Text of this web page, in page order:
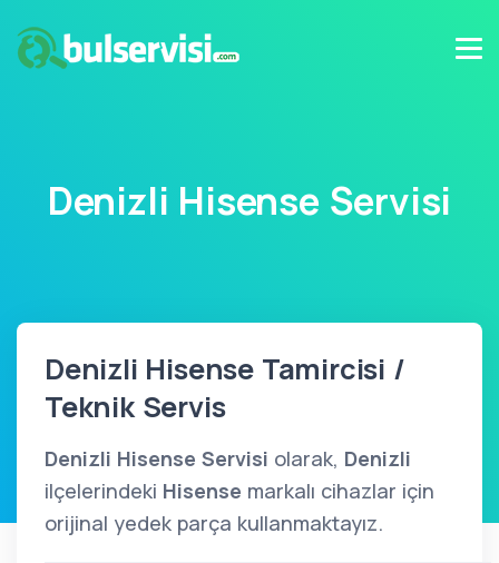
Denizli Hisense Servisi
Denizli Hisense Tamircisi /
Teknik Servis
Denizli Hisense Servisi olarak, Denizli
ilçelerindeki Hisense markalı cihazlar için
orijinal yedek parça kullanmaktayız.